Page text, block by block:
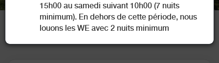
15h00 au samedi suivant 10h00 (7 nuits
minimum). En dehors de cette période, nous
louons les WE avec 2 nuits minimum